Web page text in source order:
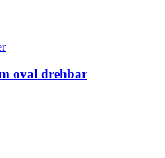
oval drehbar